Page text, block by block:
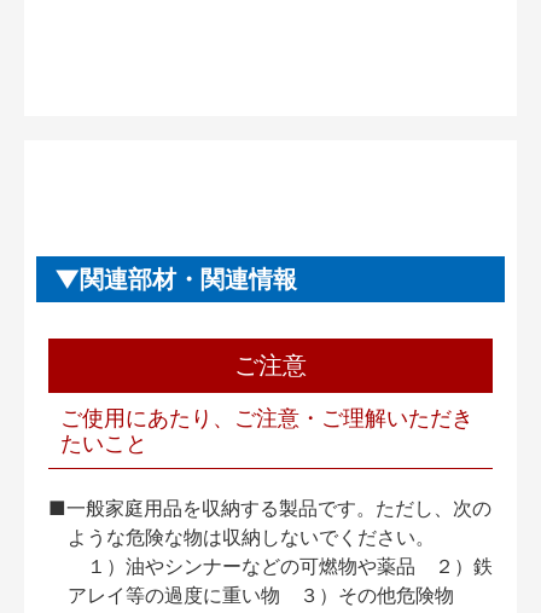
関連部材・関連情報
ご注意
ご使用にあたり、ご注意・ご理解いただき
たいこと
■一般家庭用品を収納する製品です。ただし、次の
ような危険な物は収納しないでください。
１）油やシンナーなどの可燃物や薬品 ２）鉄
アレイ等の過度に重い物 ３）その他危険物